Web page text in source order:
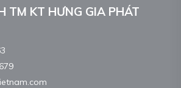
TM KT HƯNG GIA PHÁT